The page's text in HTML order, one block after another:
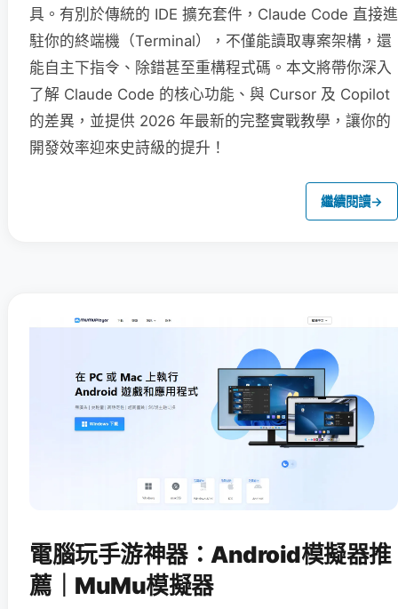
具。有別於傳統的 IDE 擴充套件，Claude Code 直接進
駐你的終端機（Terminal），不僅能讀取專案架構，還
能自主下指令、除錯甚至重構程式碼。本文將帶你深入
了解 Claude Code 的核心功能、與 Cursor 及 Copilot
的差異，並提供 2026 年最新的完整實戰教學，讓你的
開發效率迎來史詩級的提升！
繼續閱讀→
電腦玩手游神器：Android模擬器推
薦｜MuMu模擬器